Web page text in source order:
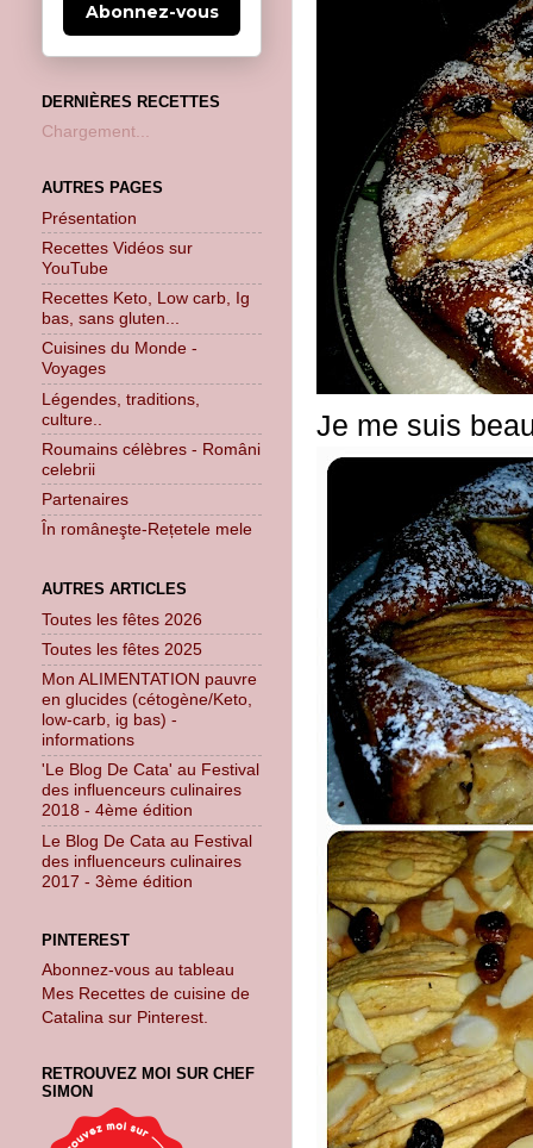
Je me suis
Abonnez-vous
DERNIÈRES RECETTES
Chargement...
AUTRES PAGES
Présentation
Recettes Vidéos sur
YouTube
Recettes Keto, Low carb, Ig
bas, sans gluten...
Cuisines du Monde -
Voyages
Légendes, traditions,
culture..
Roumains célèbres - Români
celebrii
Partenaires
În româneşte-Rețetele mele
AUTRES ARTICLES
Toutes les fêtes 2026
Toutes les fêtes 2025
Mon ALIMENTATION pauvre
en glucides (cétogène/Keto,
low-carb, ig bas) -
informations
'Le Blog De Cata' au Festival
des influenceurs culinaires
2018 - 4ème édition
Le Blog De Cata au Festival
des influenceurs culinaires
2017 - 3ème édition
PINTEREST
Abonnez-vous au tableau
Mes Recettes de cuisine de
Catalina sur Pinterest.
RETROUVEZ MOI SUR CHEF
SIMON